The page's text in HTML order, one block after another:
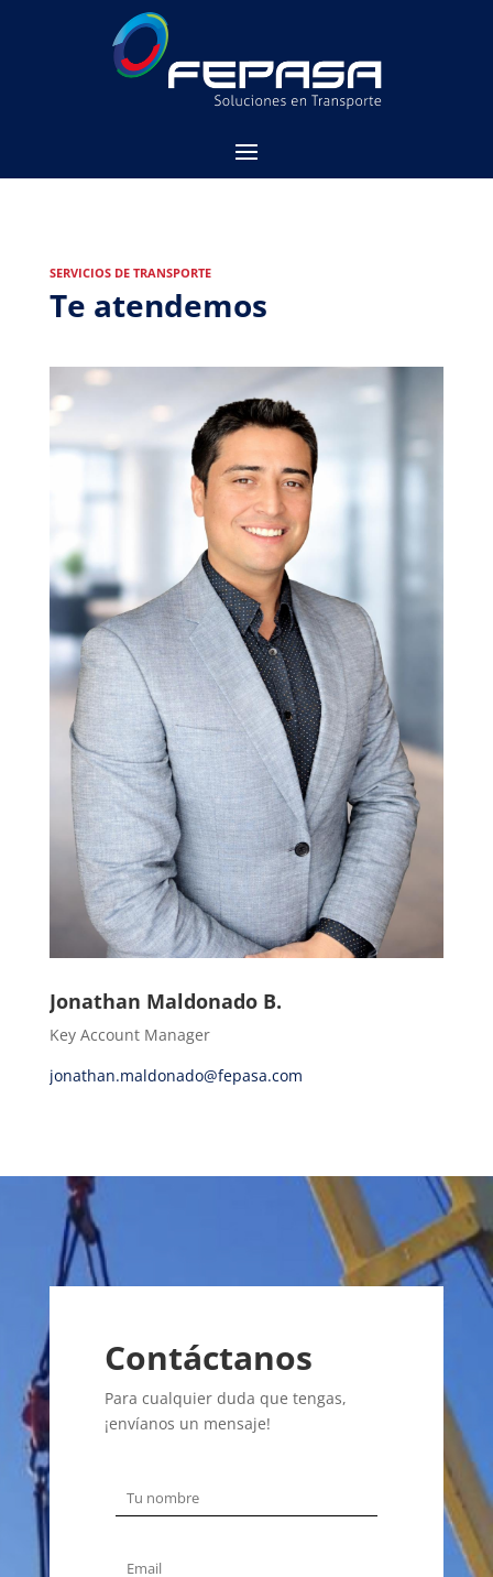
SERVICIOS DE TRANSPORTE
Te atendemos
Jonathan Maldonado B.
Key Account Manager
jonathan.maldonado@fepasa.com
Contáctanos
Para cualquier duda que tengas,
¡envíanos un mensaje!